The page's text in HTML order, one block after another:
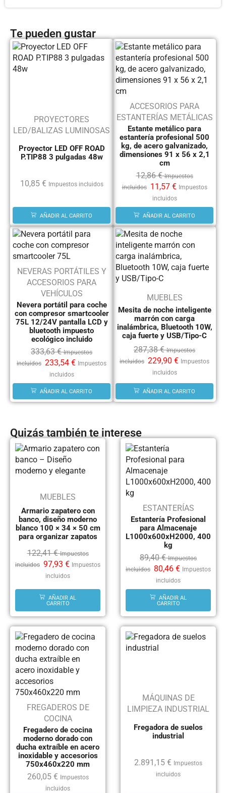
Te pueden gustar
PROYECTORES
LED/BALIZAS LUMINOSAS
Proyector LED OFF ROAD
P.TIP88 3 pulgadas 48w
10,85 € Impuestos incluidos
AÑADIR AL CARRITO
ACCESORIOS PARA
ESTANTERÍAS METÁLICAS
Estante metálico para
estantería profesional 500
kg, de acero galvanizado,
dimensiones 91 x 56 x 2,1
cm
12,86€ Impuestos
incluidos
11,57 €
Impuestos
incluidos
AÑADIR AL CARRITO
NEVERAS PORTÁTILES Y
ACCESORIOS PARA
VEHÍCULOS
Nevera portátil para coche
con compresor smartcooler
75L 12/24V pantalla LCD y
bluetooth impuesto
ecológico incluido
333,63€ Impuestos
incluidos 233,54 € Impuestos
incluidos
AÑADIR AL CARRITO
MUEBLES
Mesita de noche inteligente
marrón con carga
inalámbrica, Bluetooth 10W,
caja fuerte y USB/Tipo-C
287,38€ Impuestos
incluidos 229,90 € Impuestos
incluidos
AÑADIR AL CARRITO
Quizás también te interese
MUEBLES
Armario zapatero con
banco, diseño moderno
blanco 100 × 34 × 50 cm
para organizar zapatos
122,41€ Impuestos
incluidos 97,93 € Impuestos
incluidos
AÑADIR AL
CARRITO
ESTANTERÍAS
Estantería Profesional
para Almacenaje
L1000x600xH2000, 400
kg
89,40€ Impuestos
incluidos 80,46 € Impuestos
incluidos
AÑADIR AL
CARRITO
FREGADEROS DE
COCINA
Fregadero de cocina
moderno dorado con
ducha extraíble en acero
inoxidable y accesorios
750x460x220 mm
260,05 € Impuestos
incluidos
MÁQUINAS DE
LIMPIEZA INDUSTRIAL
Fregadora de suelos
industrial
2.891,15 € Impuestos
incluidos